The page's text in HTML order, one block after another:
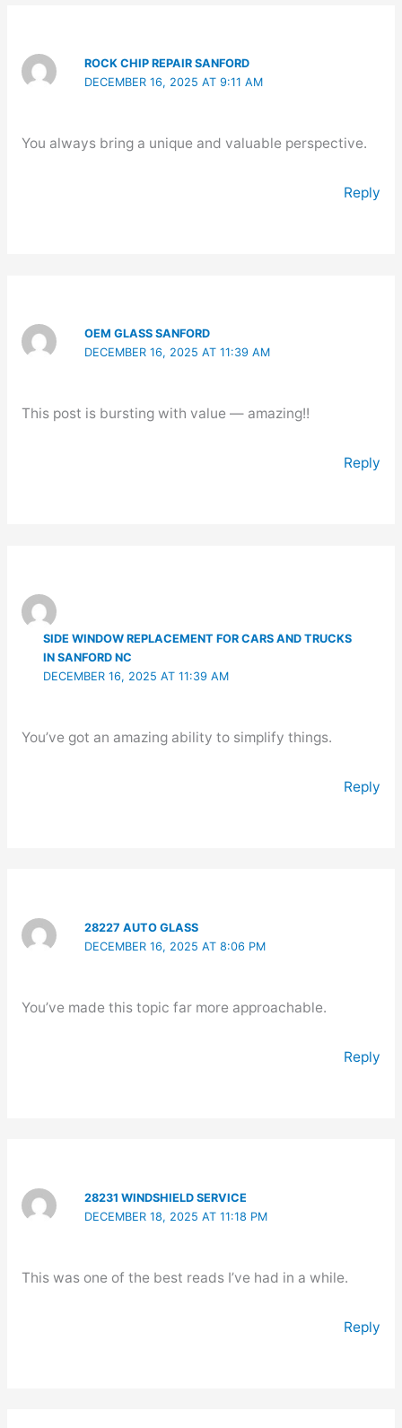
ROCK CHIP REPAIR SANFORD
DECEMBER 16, 2025 AT 9:11 AM
You always bring a unique and valuable perspective.
Reply
OEM GLASS SANFORD
DECEMBER 16, 2025 AT 11:39 AM
This post is bursting with value — amazing!!
Reply
SIDE WINDOW REPLACEMENT FOR CARS AND TRUCKS
IN SANFORD NC
DECEMBER 16, 2025 AT 11:39 AM
You’ve got an amazing ability to simplify things.
Reply
28227 AUTO GLASS
DECEMBER 16, 2025 AT 8:06 PM
You’ve made this topic far more approachable.
Reply
28231 WINDSHIELD SERVICE
DECEMBER 18, 2025 AT 11:18 PM
This was one of the best reads I’ve had in a while.
Reply